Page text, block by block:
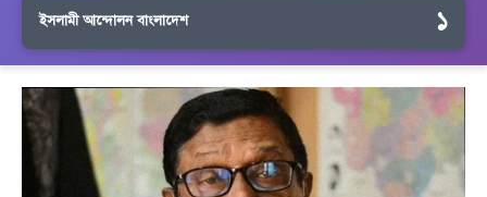
ইসলামী আন্দোলন বাংলাদেশ ১